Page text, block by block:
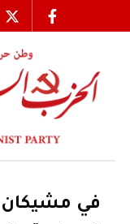
في مشيكان،